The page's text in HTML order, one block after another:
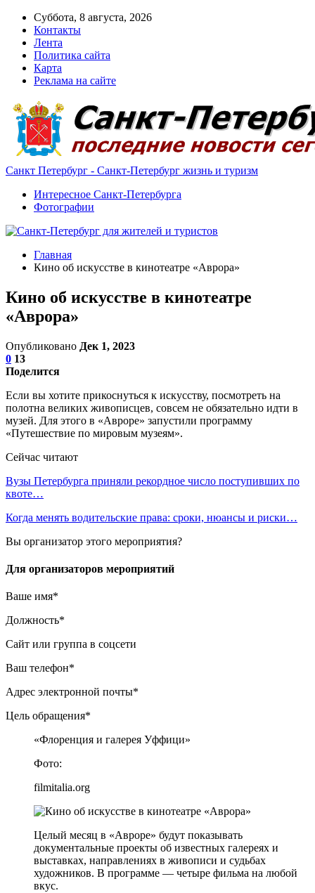
Суббота, 8 августа, 2026
Контакты
Лента
Политика сайта
Карта
Реклама на сайте
Санкт Петербург - Санкт-Петербург жизнь и туризм
Интересное Санкт-Петербурга
Фотографии
Главная
Кино об искусстве в кинотеатре «Аврора»
Кино об искусстве в кинотеатре
«Аврора»
Опубликовано Дек 1, 2023
0 13
Поделится
Если вы хотите прикоснуться к искусству, посмотреть на
полотна великих живописцев, совсем не обязательно идти в
музей. Для этого в «Авроре» запустили программу
«Путешествие по мировым музеям».
Сейчас читают
Вузы Петербурга приняли рекордное число поступивших по
квоте…
Когда менять водительские права: сроки, нюансы и риски…
Вы организатор этого мероприятия?
Для организаторов мероприятий
Ваше имя*
Должность*
Сайт или группа в соцсети
Ваш телефон*
Адрес электронной почты*
Цель обращения*
«Флоренция и галерея Уффици»
Фото:
filmitalia.org
Целый месяц в «Авроре» будут показывать
документальные проекты об известных галереях и
выставках, направлениях в живописи и судьбах
художников. В программе — четыре фильма на любой
вкус.